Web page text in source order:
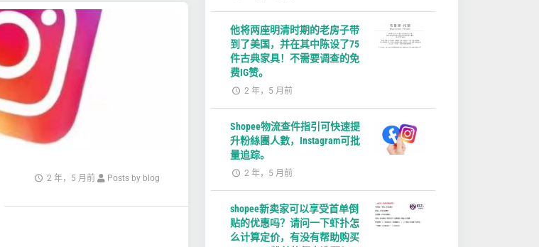
2 年，5 月前 Posts by blog
他将两座明清时期的老房子带
到了美国，并在其中陈设了75
件古典家具！不需要调查的免
费IG赞。
2 年，5 月前
Shopee物流查件指引可快速提
升粉絲團人數，Instagram可批
量追踪。
2 年，5 月前
shopee新卖家可以享受首单倒
贴的优惠吗？请问一下虾扑怎
么计算定价，有没有帮助购买